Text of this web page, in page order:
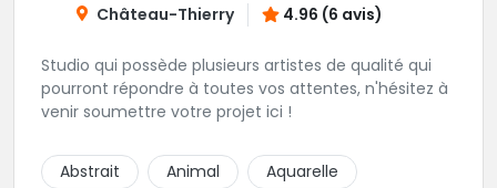
Château-Thierry 4.96 (6 avis)
Studio qui possède plusieurs artistes de qualité qui
pourront répondre à toutes vos attentes, n'hésitez à
venir soumettre votre projet ici !
Abstrait Animal
Aquarelle